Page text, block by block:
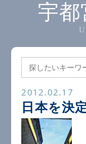
宇都
2012.02.17
日本を決